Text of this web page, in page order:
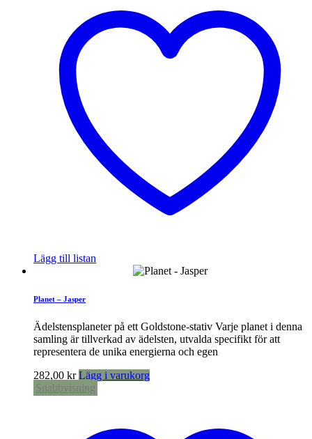
Lägg till listan
Planet – Jasper
Ädelstensplaneter på ett Goldstone-stativ Varje planet i denna
samling är tillverkad av ädelsten, utvalda specifikt för att
representera de unika energierna och egen
282,00 kr Lägg i varukorg
Snabbvisning